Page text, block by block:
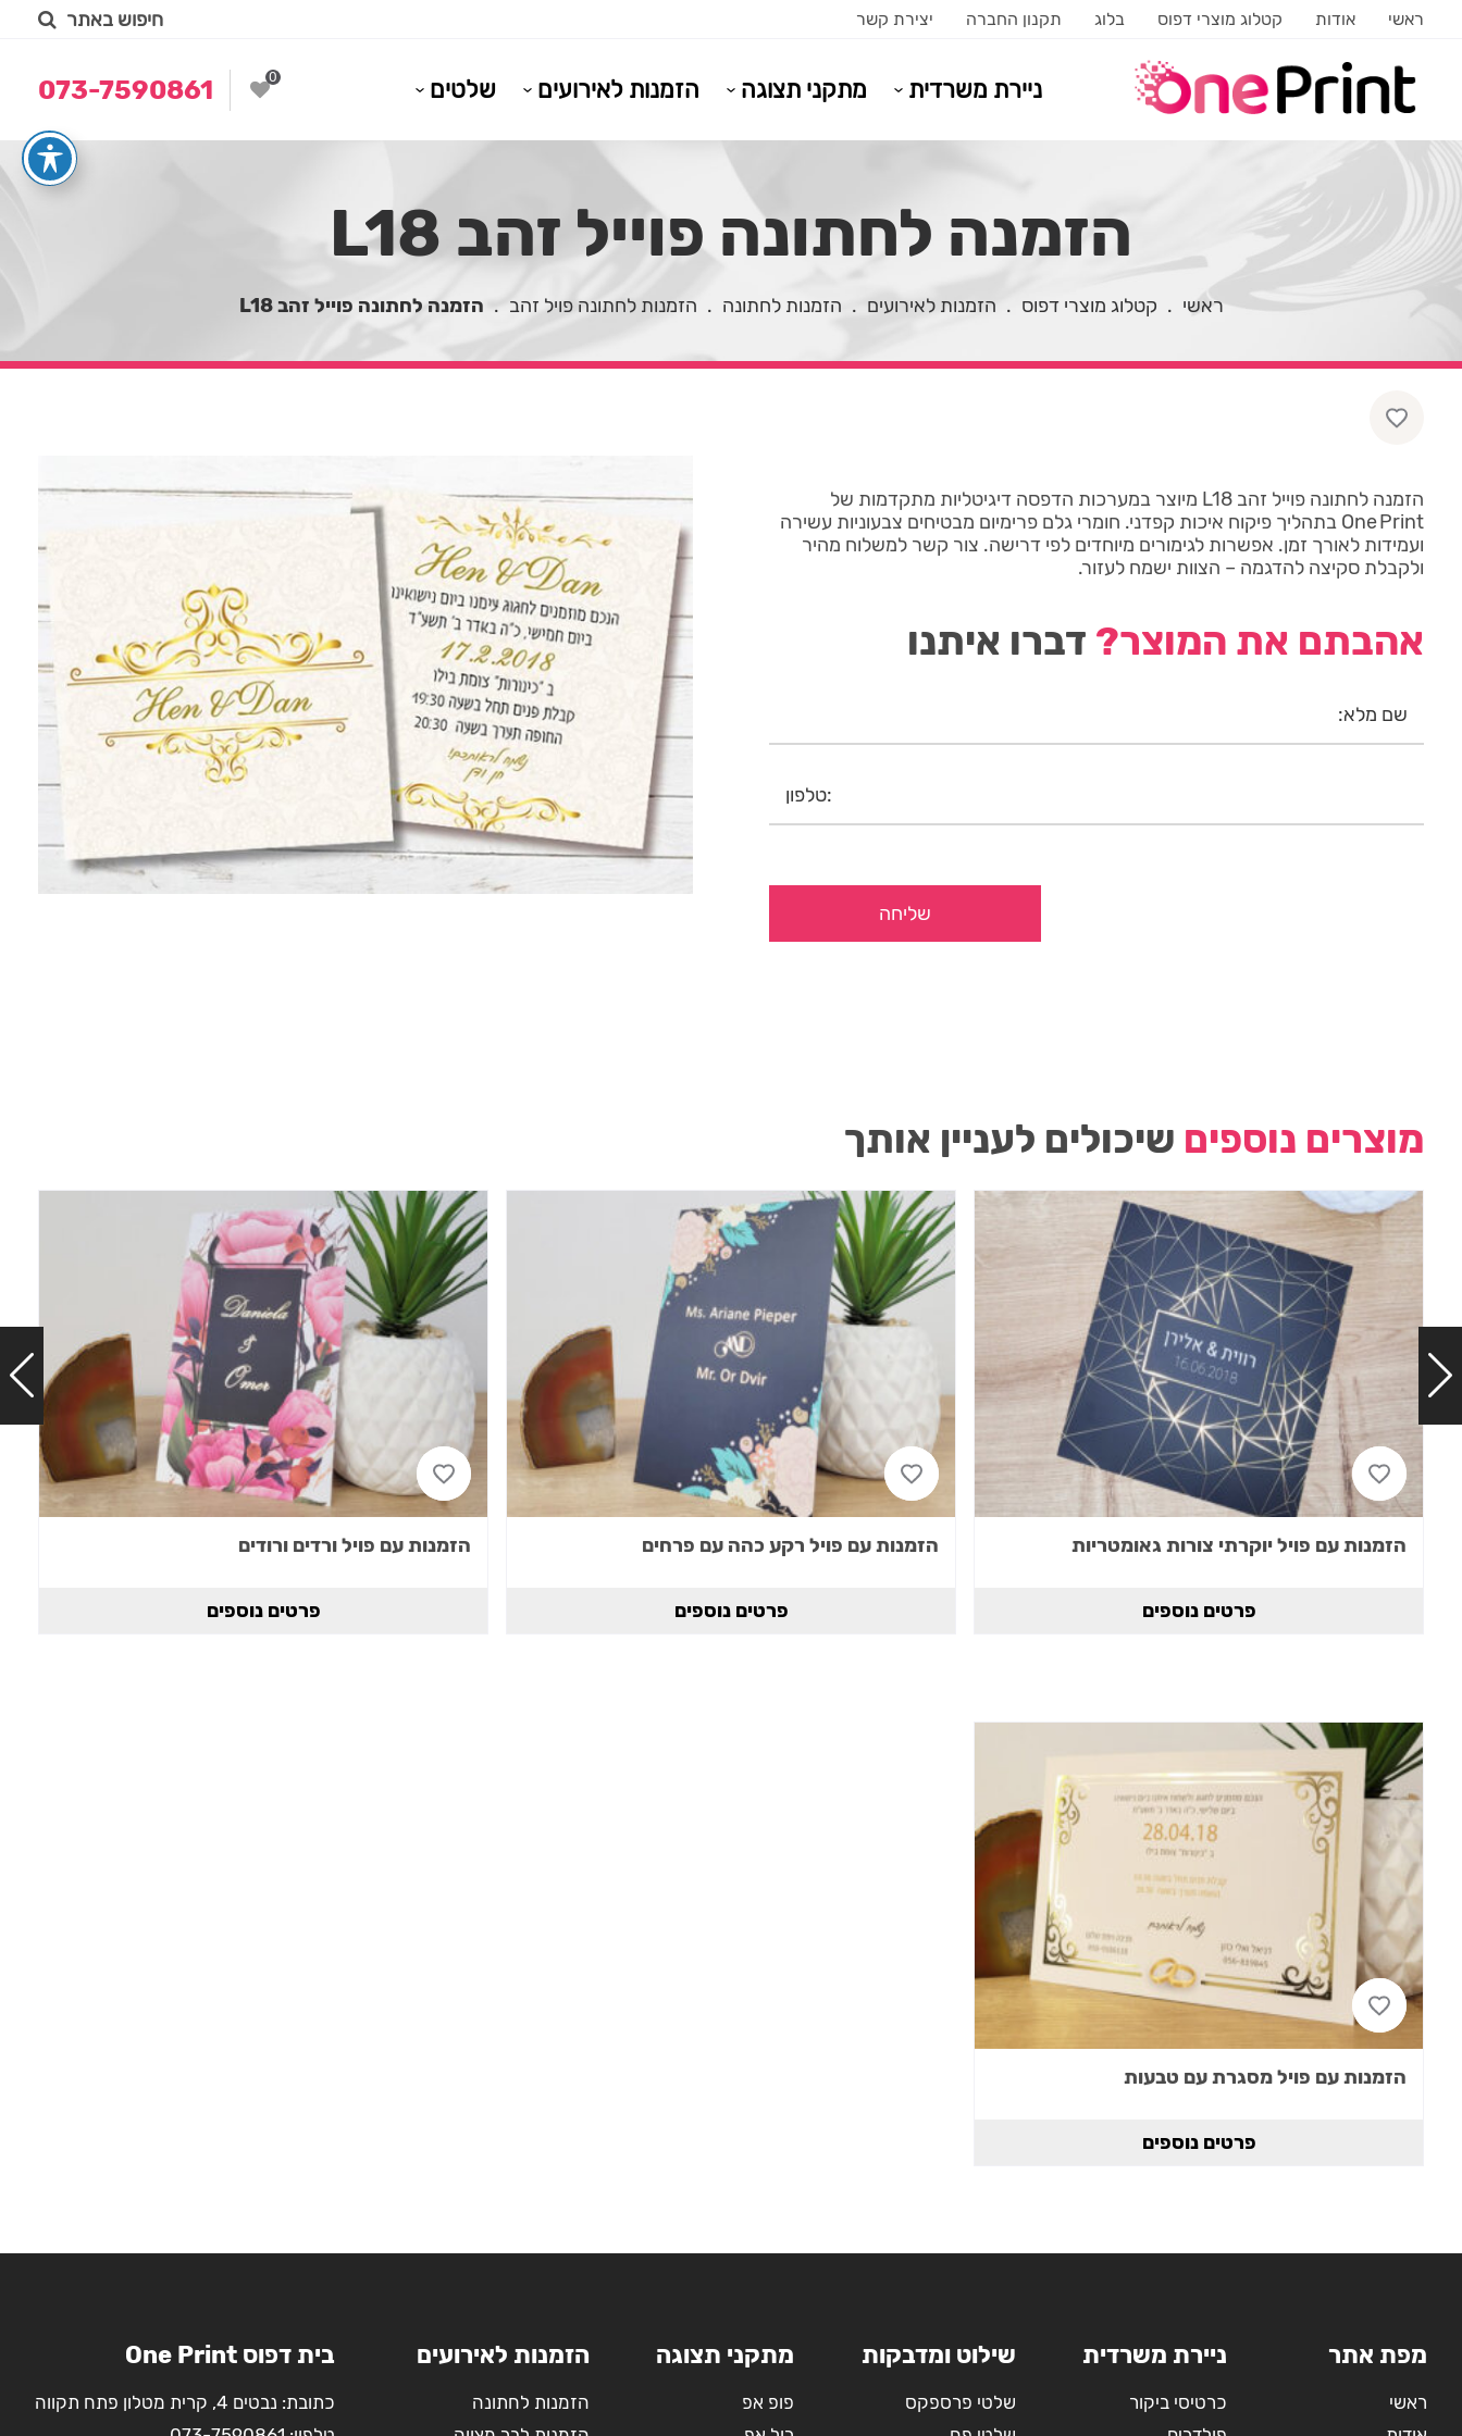
ראשי אודות קטלוג מוצרי דפוס בלוג תקנון החברה יצירת קשר חיפוש באתר
ניירת משרדית מתקני תצוגה הזמנות לאירועים שלטים 0
073-7590861
הזמנה לחתונה פוייל זהב L18
ראשי . קטלוג מוצרי דפוס . הזמנות לאירועים . הזמנות לחתונה . הזמנות לחתונה פויל זהב . הזמנה לחתונה פוייל זהב L18
הזמנה לחתונה פוייל זהב L18 מיוצר במערכות הדפסה דיגיטליות מתקדמות של
One Print בתהליך פיקוח איכות קפדני. חומרי גלם פרימיום מבטיחים צבעוניות עשירה
ועמידות לאורך זמן. אפשרות לגימורים מיוחדים לפי דרישה. צור קשר למשלוח מהיר
ולקבלת סקיצה להדגמה – הצוות ישמח לעזור.
אהבתם את המוצר? דברו איתנו
מוצרים נוספים שיכולים לעניין אותך
הזמנות עם פויל יוקרתי צורות גאומטריות
פרטים נוספים
הזמנות עם פויל רקע כהה עם פרחים
פרטים נוספים
הזמנות עם פויל ורדים ורודים
פרטים נוספים
הזמנות עם פויל מסגרת עם טבעות
פרטים נוספים
מפת אתר
ראשי
ניירת משרדית
כרטיסי ביקור
שילוט ומדבקות
שלטי פרספקס
מתקני תצוגה
פופ אפ
הזמנות לאירועים
הזמנות לחתונה
בית דפוס One Print
כתובת: נבטים 4, קרית מטלון פתח תקווה